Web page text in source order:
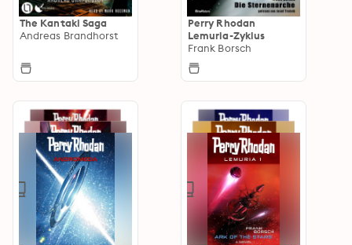
The Kantaki Saga
Andreas Brandhorst
Perry Rhodan
Lemuria-Zyklus
Frank Borsch